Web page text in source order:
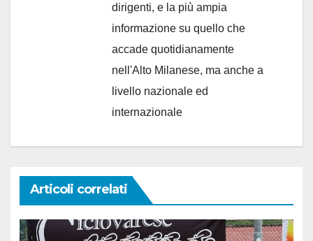
dirigenti, e la più ampia
informazione su quello che
accade quotidianamente
nell'Alto Milanese, ma anche a
livello nazionale ed
internazionale
Articoli correlati